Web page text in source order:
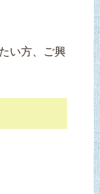
い方、ご興